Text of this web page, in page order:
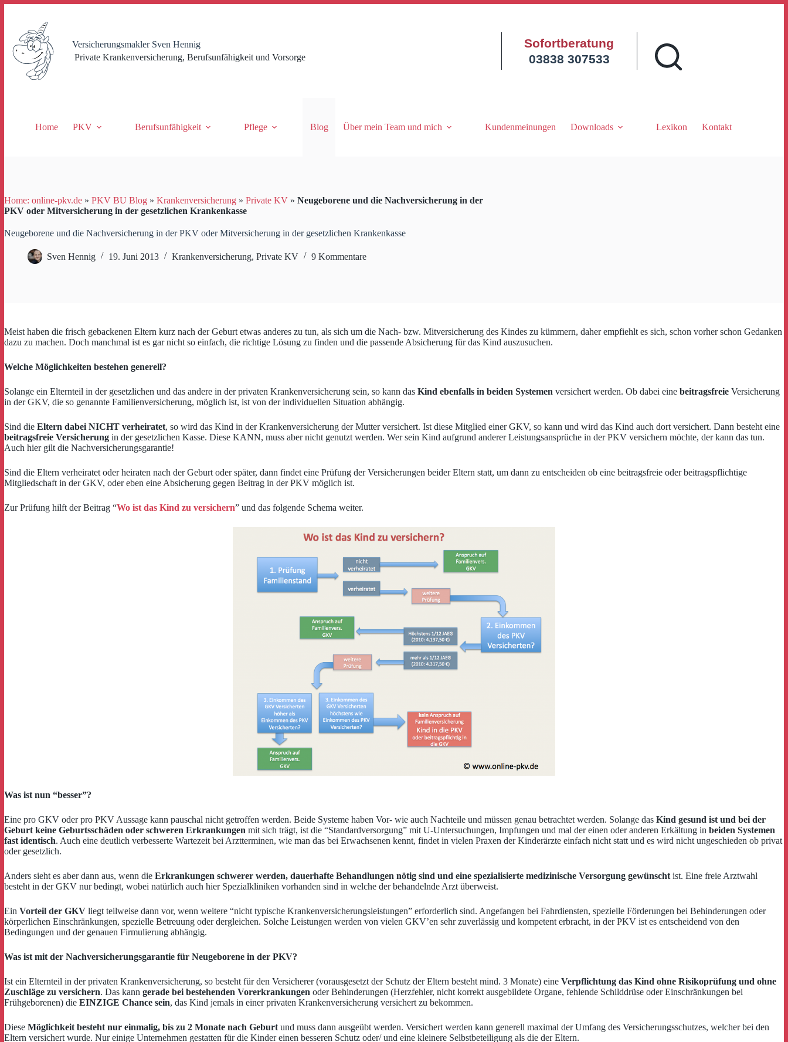
springen
Versicherungsmakler Sven Hennig
Private Krankenversicherung, Berufsunfähigkeit und Vorsorge
Sofortberatung
03838 307533
Home PKV Berufsunfähigkeit Pflege Blog Über mein Team und mich Kundenmeinungen Downloads Lexikon Kontakt
Home: online-pkv.de » PKV BU Blog » Krankenversicherung » Private KV » Neugeborene und die Nachversicherung in der
PKV oder Mitversicherung in der gesetzlichen Krankenkasse
Neugeborene und die Nachversicherung in der PKV oder Mitversicherung in der gesetzlichen Krankenkasse
Sven Hennig 19. Juni 2013 Krankenversicherung, Private KV 9 Kommentare
Meist haben die frisch gebackenen Eltern kurz nach der Geburt etwas anderes zu tun, als sich um die Nach- bzw. Mitversicherung des Kindes zu kümmern, daher empfiehlt es sich, schon vorher schon Gedanken
dazu zu machen. Doch manchmal ist es gar nicht so einfach, die richtige Lösung zu finden und die passende Absicherung für das Kind auszusuchen.
Welche Möglichkeiten bestehen generell?
Solange ein Elternteil in der gesetzlichen und das andere in der privaten Krankenversicherung sein, so kann das Kind ebenfalls in beiden Systemen versichert werden. Ob dabei eine beitragsfreie Versicherung
in der GKV, die so genannte Familienversicherung, möglich ist, ist von der individuellen Situation abhängig.
Sind die Eltern dabei NICHT verheiratet, so wird das Kind in der Krankenversicherung der Mutter versichert. Ist diese Mitglied einer GKV, so kann und wird das Kind auch dort versichert. Dann besteht eine
beitragsfreie Versicherung in der gesetzlichen Kasse. Diese KANN, muss aber nicht genutzt werden. Wer sein Kind aufgrund anderer Leistungsansprüche in der PKV versichern möchte, der kann das tun.
Auch hier gilt die Nachversicherungsgarantie!
Sind die Eltern verheiratet oder heiraten nach der Geburt oder später, dann findet eine Prüfung der Versicherungen beider Eltern statt, um dann zu entscheiden ob eine beitragsfreie oder beitragspflichtige
Mitgliedschaft in der GKV, oder eben eine Absicherung gegen Beitrag in der PKV möglich ist.
Zur Prüfung hilft der Beitrag “Wo ist das Kind zu versichern” und das folgende Schema weiter.
Was ist nun “besser”?
Eine pro GKV oder pro PKV Aussage kann pauschal nicht getroffen werden. Beide Systeme haben Vor- wie auch Nachteile und müssen genau betrachtet werden. Solange das Kind gesund ist und bei der
Geburt keine Geburtsschäden oder schweren Erkrankungen mit sich trägt, ist die “Standardversorgung” mit U-Untersuchungen, Impfungen und mal der einen oder anderen Erkältung in beiden Systemen
fast identisch. Auch eine deutlich verbesserte Wartezeit bei Arztterminen, wie man das bei Erwachsenen kennt, findet in vielen Praxen der Kinderärzte einfach nicht statt und es wird nicht ungeschieden ob privat
oder gesetzlich.
Anders sieht es aber dann aus, wenn die Erkrankungen schwerer werden, dauerhafte Behandlungen nötig sind und eine spezialisierte medizinische Versorgung gewünscht ist. Eine freie Arztwahl
besteht in der GKV nur bedingt, wobei natürlich auch hier Spezialkliniken vorhanden sind in welche der behandelnde Arzt überweist.
Ein Vorteil der GKV liegt teilweise dann vor, wenn weitere “nicht typische Krankenversicherungsleistungen” erforderlich sind. Angefangen bei Fahrdiensten, spezielle Förderungen bei Behinderungen oder
körperlichen Einschränkungen, spezielle Betreuung oder dergleichen. Solche Leistungen werden von vielen GKV’en sehr zuverlässig und kompetent erbracht, in der PKV ist es entscheidend von den
Bedingungen und der genauen Firmulierung abhängig.
Was ist mit der Nachversicherungsgarantie für Neugeborene in der PKV?
Ist ein Elternteil in der privaten Krankenversicherung, so besteht für den Versicherer (vorausgesetzt der Schutz der Eltern besteht mind. 3 Monate) eine Verpflichtung das Kind ohne Risikoprüfung und ohne
Zuschläge zu versichern. Das kann gerade bei bestehenden Vorerkrankungen oder Behinderungen (Herzfehler, nicht korrekt ausgebildete Organe, fehlende Schilddrüse oder Einschränkungen bei
Frühgeborenen) die EINZIGE Chance sein, das Kind jemals in einer privaten Krankenversicherung versichert zu bekommen.
Diese Möglichkeit besteht nur einmalig, bis zu 2 Monate nach Geburt und muss dann ausgeübt werden. Versichert werden kann generell maximal der Umfang des Versicherungsschutzes, welcher bei den
Eltern versichert wurde. Nur einige Unternehmen gestatten für die Kinder einen besseren Schutz oder/ und eine kleinere Selbstbeteiligung als die der Eltern.